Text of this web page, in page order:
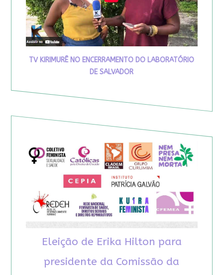
TV KIRIMURÊ NO ENCERRAMENTO DO LABORATÓRIO
DE SALVADOR
Eleição de Erika Hilton para
presidente da Comissão da